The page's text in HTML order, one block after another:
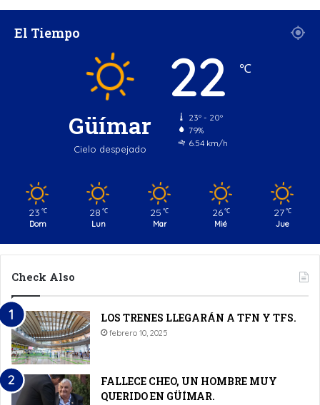
El Tiempo
Güímar
Cielo despejado
22 ℃
23º - 20º
79%
6.54 km/h
23 ℃
Dom
28 ℃
Lun
25 ℃
Mar
26 ℃
Mié
27 ℃
Jue
Check Also
LOS TRENES LLEGARÁN A TFN Y TFS.
febrero 10, 2025
FALLECE CHEO, UN HOMBRE MUY
QUERIDO EN GÜÍMAR.